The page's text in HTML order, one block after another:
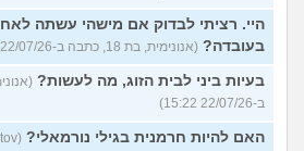
היי. רציתי לבדוק אם מישהי עשתה
בעובדה? (אנונימית, בת 18, כתבה ב-22/07/26 15:31)
בעיות ביני לבית הזוג, מה לעשות?
ב-22/07/26 15:22)
האם להיות חרמנית בגילי נורמאלי?